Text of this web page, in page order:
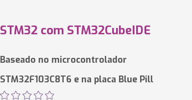
STM32 com STM32CubeIDE
Baseado no microcontrolador
STM32F103C8T6 e na placa Blue Pill